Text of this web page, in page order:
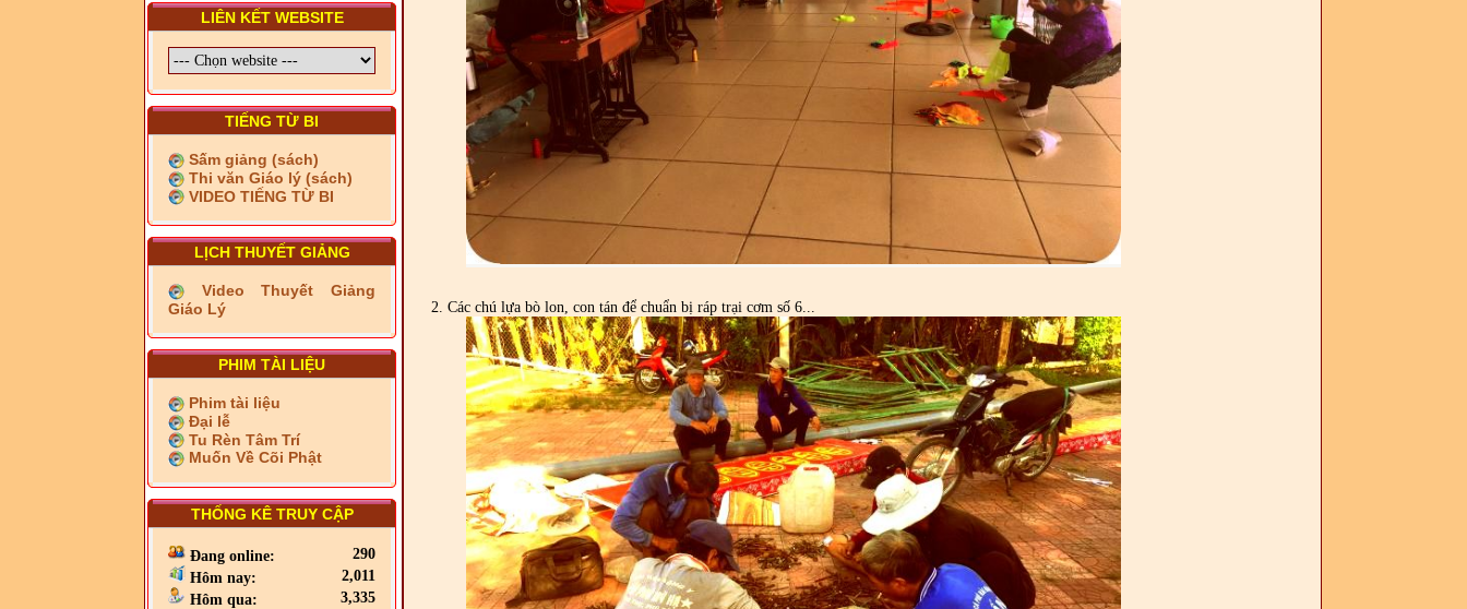
LIÊN KẾT WEBSITE
TIẾNG TỪ BI
Sấm giảng (sách)
Thi văn Giáo lý (sách)
VIDEO TIẾNG TỪ BI
LỊCH THUYẾT GIẢNG
Video Thuyết Giảng
Giáo Lý
PHIM TÀI LIỆU
Phim tài liệu
Đại lễ
Tu Rèn Tâm Trí
Muốn Về Cõi Phật
THỐNG KÊ TRUY CẬP
Đang online:
290
Hôm nay:
2,011
Hôm qua:
3,335
2. Các chú lựa bò lon, con tán để chuẩn bị ráp trại cơm số 6...